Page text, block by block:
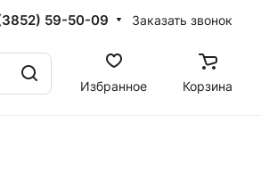
59-50-09 Заказать звонок
Избранное
Корзина